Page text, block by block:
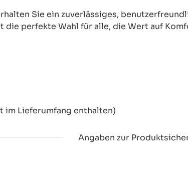
Sie ein zuverlässiges,
die perfekte Wahl für alle, die Wert auf
im Lieferumfang enthalten)
Angaben zur